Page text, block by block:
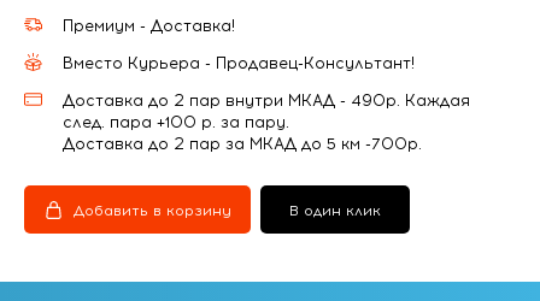
Премиум - Доставка!
Вместо Курьера - Продавец-Консультант!
Доставка до 2 пар внутри МКАД - 490р. Каждая
след. пара +100 р. за пару.
Доставка до 2 пар за МКАД до 5 км -700р.
Добавить в корзину В один клик